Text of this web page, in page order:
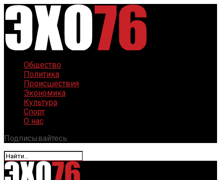
Общество
Политика
Происшествия
Экономика
Культура
Спорт
О нас
Подписывайтесь: